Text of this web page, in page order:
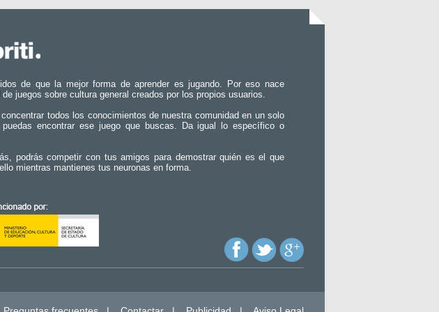
de que la mejor forma de aprender es jugando. Por eso nace
juegos sobre cultura general creados por los propios usuarios.
todos los conocimientos de nuestra comunidad en un solo
puedas encontrar ese juego que buscas. Da igual lo específico o
podrás competir con tus amigos para demostrar quién es el que
mientras mantienes tus neuronas en forma.